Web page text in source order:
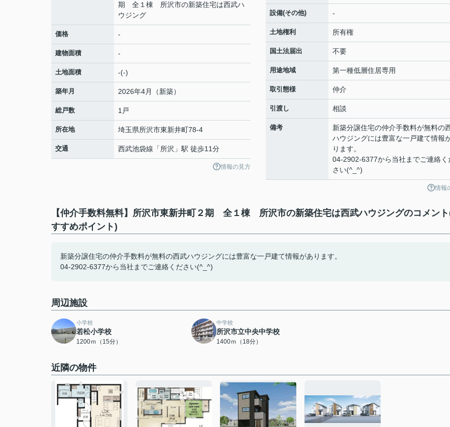
期 全１棟 所沢市の新築住宅は西武ハ
ウジング
価格 -
建物面積 -
土地面積 -(-)
築年月 2026年4月（新築）
総戸数 1戸
所在地 埼玉県所沢市東新井町78-4
交通 西武池袋線 「所沢 」駅 徒歩11分
情報の見方
設備(その他) -
土地権利 所有権
国土法届出 不要
用途地域 第一種低層住居専用
取引態様 仲介
引渡し 相談
備考
新築分譲住宅の仲介手数料が無料の
ハウジングには豊富な一戸建て情報
ります。
04-2902-6377から当社までご連絡く
さい(^_^)
情報
【仲介手数料無料】所沢市東新井町２期 全１棟 所沢市の新築住宅は西武ハウジングのコメン
すすめポイント)
新築分譲住宅の仲介手数料が無料の西武ハウジングには豊富な一戸建て情報があります。
04-2902-6377から当社までご連絡ください(^_^)
周辺施設
小学校
若松小学校
1200ｍ（15分）
中学校
所沢市立中央中学校
1400ｍ（18分）
近隣の物件